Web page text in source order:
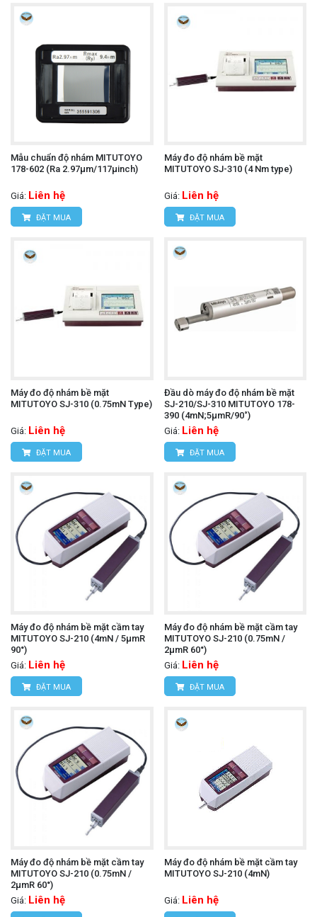
Mẫu chuẩn độ nhám MITUTOYO
178-602 (Ra 2.97μm/117μinch)
Giá: Liên hệ
ĐẶT MUA
Máy đo độ nhám bề mặt
MITUTOYO SJ-310 (4 Nm type)
Giá: Liên hệ
ĐẶT MUA
Máy đo độ nhám bề mặt
MITUTOYO SJ-310 (0.75mN Type)
Giá: Liên hệ
ĐẶT MUA
Đầu dò máy đo độ nhám bề mặt
SJ-210/SJ-310 MITUTOYO 178-
390 (4mN;5µmR/90˚)
Giá: Liên hệ
ĐẶT MUA
Máy đo độ nhám bề mặt cầm tay
MITUTOYO SJ-210 (4mN / 5µmR
90°)
Giá: Liên hệ
ĐẶT MUA
Máy đo độ nhám bề mặt cầm tay
MITUTOYO SJ-210 (0.75mN /
2µmR 60°)
Giá: Liên hệ
ĐẶT MUA
Máy đo độ nhám bề mặt cầm tay
MITUTOYO SJ-210 (0.75mN /
2µmR 60°)
Giá: Liên hệ
Máy đo độ nhám bề mặt cầm tay
MITUTOYO SJ-210 (4mN)
Giá: Liên hệ